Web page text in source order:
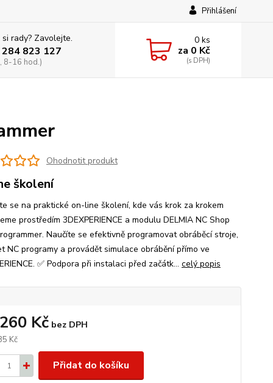
Přihlášení
rady? Zavolejte.
823 127
8-16 hod.)
0ks
za 0 Kč
Ohodnotit produkt
školení
se na praktické on-line školení, kde vás krok za krokem
prostředím 3DEXPERIENCE a modulu DELMIA NC Shop
Naučíte se efektivně programovat obráběcí stroje,
NC programy a provádět simulace obrábění přímo ve
✅ Podpora při instalaci před začátk... celý popis
Kč
Kč bez DPH
Přidat do košíku